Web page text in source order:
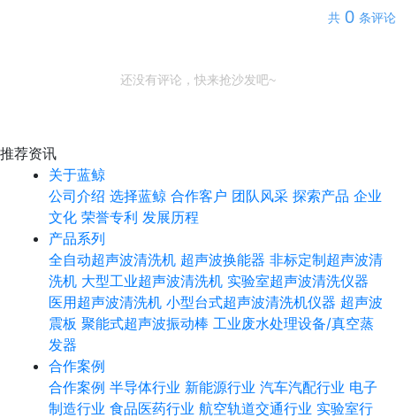
共 0 条评论
还没有评论，快来抢沙发吧~
推荐资讯
关于蓝鲸
公司介绍 选择蓝鲸 合作客户 团队风采 探索产品 企业
文化 荣誉专利 发展历程
产品系列
全自动超声波清洗机 超声波换能器 非标定制超声波清
洗机 大型工业超声波清洗机 实验室超声波清洗仪器
医用超声波清洗机 小型台式超声波清洗机仪器 超声波
震板 聚能式超声波振动棒 工业废水处理设备/真空蒸
发器
合作案例
合作案例 半导体行业 新能源行业 汽车汽配行业 电子
制造行业 食品医药行业 航空轨道交通行业 实验室行